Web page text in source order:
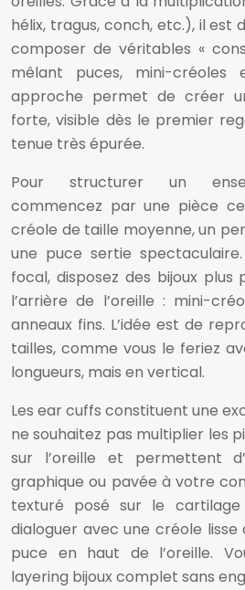
hélix, tragus, conch, etc.), il est
composer de véritables «
mêlant puces, mini-
approche permet de créer
forte, visible dès le premier
tenue très épurée.
Pour structurer un
commencez par une pièce
créole de taille moyenne, un
une puce sertie
focal, disposez des bijoux
l’arrière de l’oreille : mini-
anneaux fins. L’idée est de
tailles, comme vous le feriez
longueurs, mais en vertical.
Les ear cuffs constituent une
ne souhaitez pas multiplier les
sur l’oreille et permettent
graphique ou pavée à votre
texturé posé sur le
dialoguer avec une créole
puce en haut de l’oreille.
layering bijoux complet sans